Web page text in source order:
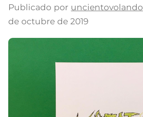
Publicado por uncientovolando
de octubre de 2019